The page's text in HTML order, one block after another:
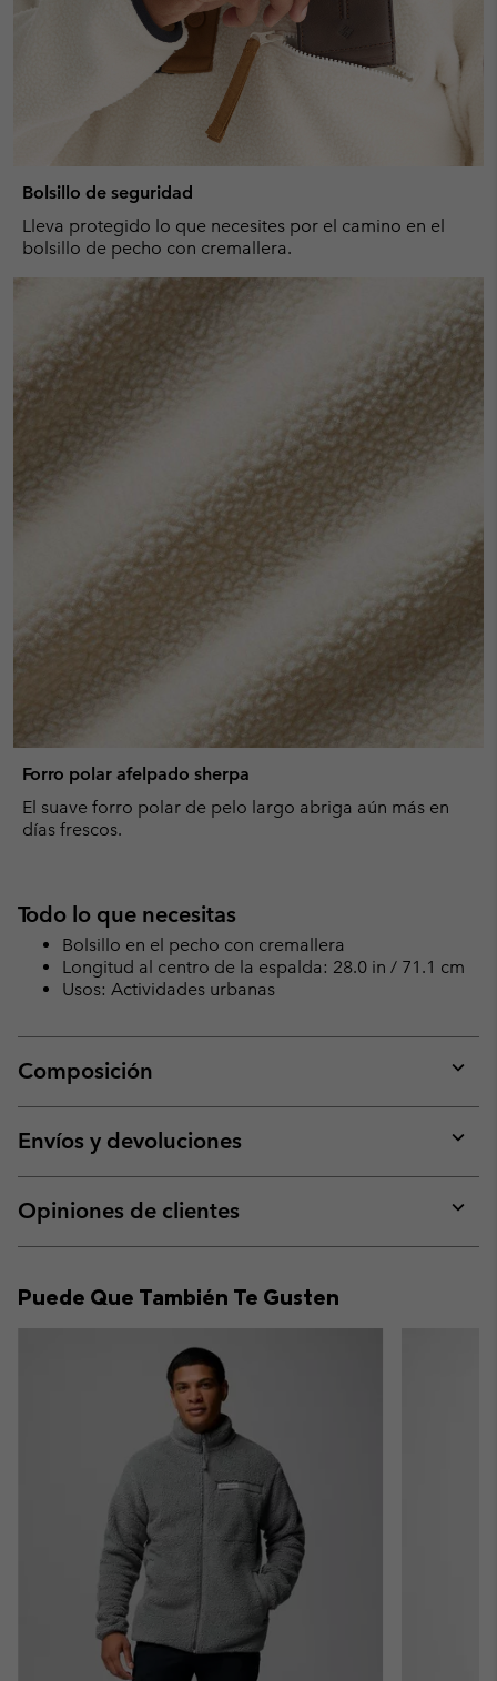
Bolsillo de seguridad
Lleva protegido lo que necesites por el camino en el
bolsillo de pecho con cremallera.
Forro polar afelpado sherpa
El suave forro polar de pelo largo abriga aún más en
días frescos.
Todo lo que necesitas
Bolsillo en el pecho con cremallera
Longitud al centro de la espalda: 28.0 in / 71.1 cm
Usos: Actividades urbanas
Composición
or
Envíos y devoluciones
or
Opiniones de clientes
or
Puede Que También Te Gusten